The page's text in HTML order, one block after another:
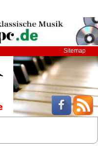
Sitemap